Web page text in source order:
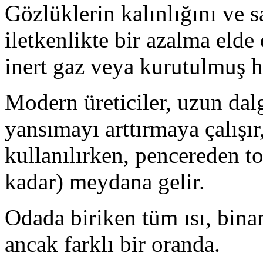
Gözlüklerin kalınlığını ve
iletkenlikte bir azalma elde
inert gaz veya kurutulmuş
Modern üreticiler, uzun
yansımayı arttırmaya
kullanılırken, pencereden
kadar) meydana gelir.
Odada biriken tüm ısı,
ancak farklı bir oranda.